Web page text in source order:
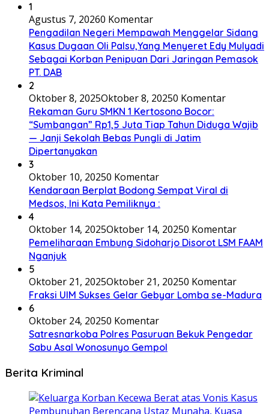
1
Agustus 7, 20260 Komentar
Pengadilan Negeri Mempawah Menggelar Sidang
Kasus Dugaan Oli Palsu,Yang Menyeret Edy Mulyadi
Sebagai Korban Penipuan Dari Jaringan Pemasok
PT. DAB
2
Oktober 8, 2025Oktober 8, 20250 Komentar
Rekaman Guru SMKN 1 Kertosono Bocor:
“Sumbangan” Rp1,5 Juta Tiap Tahun Diduga Wajib
— Janji Sekolah Bebas Pungli di Jatim
Dipertanyakan
3
Oktober 10, 20250 Komentar
Kendaraan Berplat Bodong Sempat Viral di
Medsos, Ini Kata Pemiliknya :
4
Oktober 14, 2025Oktober 14, 20250 Komentar
Pemeliharaan Embung Sidoharjo Disorot LSM FAAM
Nganjuk
5
Oktober 21, 2025Oktober 21, 20250 Komentar
Fraksi UIM Sukses Gelar Gebyar Lomba se-Madura
6
Oktober 24, 20250 Komentar
Satresnarkoba Polres Pasuruan Bekuk Pengedar
Sabu Asal Wonosunyo Gempol
Berita Kriminal